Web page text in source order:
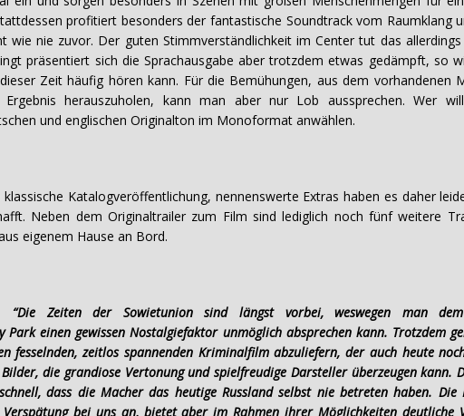
profitiert besonders der fantastische Soundtrack vom Raumklang
wie nie zuvor. Der guten Stimmverständlichkeit im Center tut das allerdings
präsentiert sich die Sprachausgabe aber trotzdem etwas gedämpft, so
Zeit häufig hören kann. Für die Bemühungen, aus dem vorhandenen
Ergebnis herauszuholen, kann man aber nur Lob aussprechen. Wer
und englischen Originalton im Monoformat anwählen.
Katalogveröffentlichung, nennenswerte Extras haben es daher
Neben dem Originaltrailer zum Film sind lediglich noch fünf weitere
eigenem Hause an Bord.
“Die Zeiten der Sowietunion sind längst vorbei, weswegen man
Park einen gewissen Nostalgiefaktor unmöglich absprechen kann. Trotzdem
fesselnden, zeitlos spannenden Kriminalfilm abzuliefern, der auch heute
die grandiose Vertonung und spielfreudige Darsteller überzeugen kann.
dass die Macher das heutige Russland selbst nie betreten haben. Die
bei uns an, bietet aber im Rahmen ihrer Möglichkeiten deutliche